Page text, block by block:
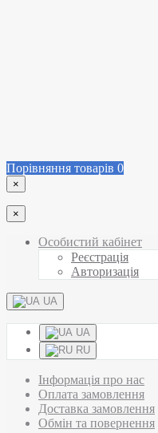
Порівняння товарів 0
×
×
Особистий кабінет
Реєстрація
Авторизація
UA
UA
RU
Інформація про нас
Оплата замовлення
Доставка замовлення
Обмін та повернення